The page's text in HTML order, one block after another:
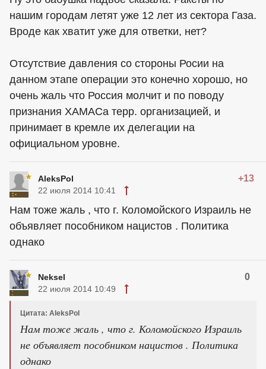
нашим городам летят уже 12 лет из сектора Газа.
Вроде как хватит уже для ответки, нет?
Отсутствие давления со стороны Росии на
данном этапе операции это конечно хорошо, но
oчень жаль что Россия молчит и по поводу
признания ХАМАСа терр. организацией, и
принимает в кремле их делегации на
официальном уровне.
AleksPol +13
22 июля 2014 10:41
Нам тоже жаль , что г. Коломойского Израиль не
объявляет пособником нацистов . Политика
однако
Neksel 0
22 июля 2014 10:49
Цитата: AleksPol
Нам тоже жаль , что г. Коломойского Израиль
не объявляет пособником нацистов . Политика
однако